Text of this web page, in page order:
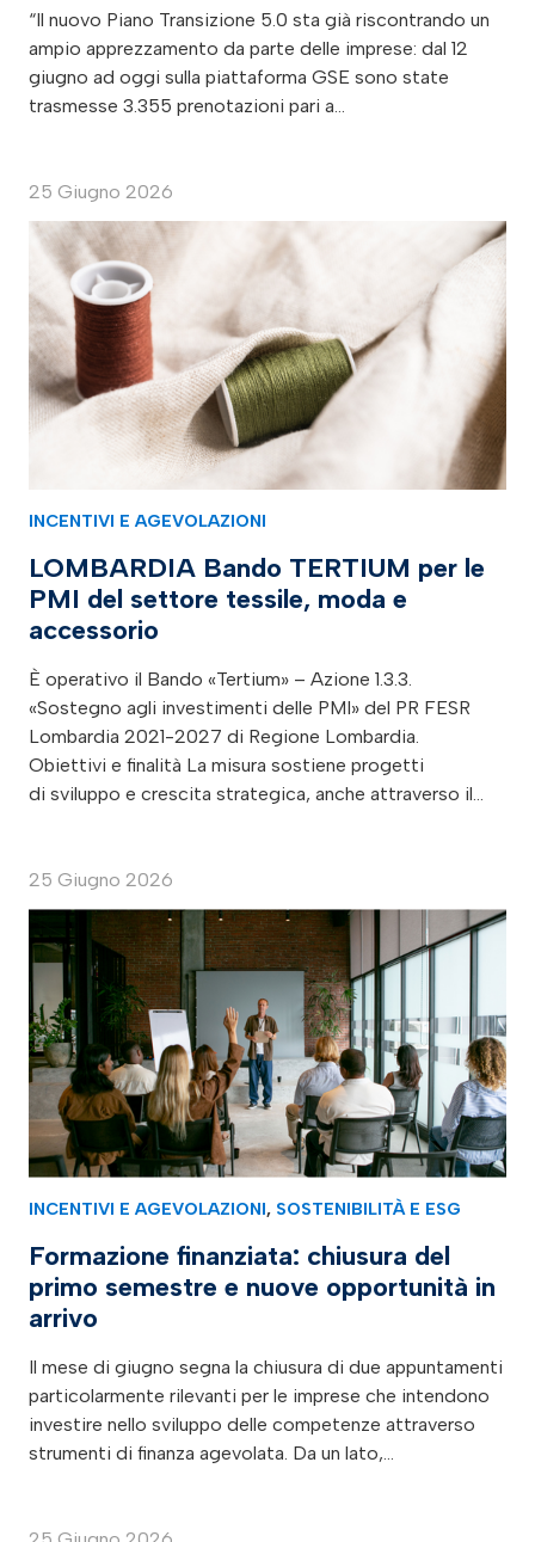
“Il nuovo Piano Transizione 5.0 sta già riscontrando un
ampio apprezzamento da parte delle imprese: dal 12
giugno ad oggi sulla piattaforma GSE sono state
trasmesse 3.355 prenotazioni pari a…
25 Giugno 2026
INCENTIVI E AGEVOLAZIONI
LOMBARDIA Bando TERTIUM per le
PMI del settore tessile, moda e
accessorio
È operativo il Bando «Tertium» – Azione 1.3.3.
«Sostegno agli investimenti delle PMI» del PR FESR
Lombardia 2021-2027 di Regione Lombardia.
Obiettivi e finalità La misura sostiene progetti
di sviluppo e crescita strategica, anche attraverso il…
25 Giugno 2026
INCENTIVI E AGEVOLAZIONI, SOSTENIBILITÀ E ESG
Formazione finanziata: chiusura del
primo semestre e nuove opportunità in
arrivo
Il mese di giugno segna la chiusura di due appuntamenti
particolarmente rilevanti per le imprese che intendono
investire nello sviluppo delle competenze attraverso
strumenti di finanza agevolata. Da un lato,…